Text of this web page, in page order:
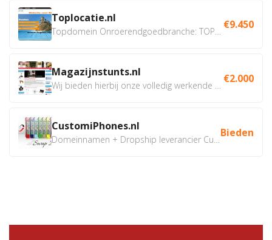
Toplocatie.nl €9.450
Magazijnstunts.nl €2.000
CustomiPhones.nl Bieden